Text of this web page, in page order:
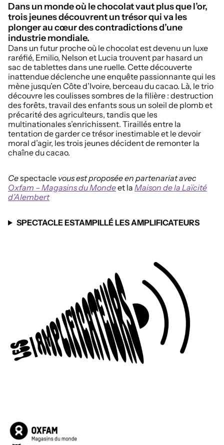
Dans un monde où le chocolat vaut plus que l’or,
trois jeunes découvrent un trésor qui va les
plonger au cœur des contradictions d’une
industrie mondiale.
Dans un futur proche où le chocolat est devenu un luxe
raréfié, Emilio, Nelson et Lucia trouvent par hasard un
sac de tablettes dans une ruelle. Cette découverte
inattendue déclenche une enquête passionnante qui les
mène jusqu’en Côte d’Ivoire, berceau du cacao. Là, le trio
découvre les coulisses sombres de la filière : destruction
des forêts, travail des enfants sous un soleil de plomb et
précarité des agriculteurs, tandis que les
multinationales s’enrichissent. Tiraillés entre la
tentation de garder ce trésor inestimable et le devoir
moral d’agir, les trois jeunes décident de remonter la
chaîne du cacao.
Cespectacle vous est proposée en partenariat avec
Oxfam – Magasins du Mondeet la Maison de la Laïcité
d’Alembert
SPECTACLE ESTAMPILLÉ LES AMPLIFICATEURS